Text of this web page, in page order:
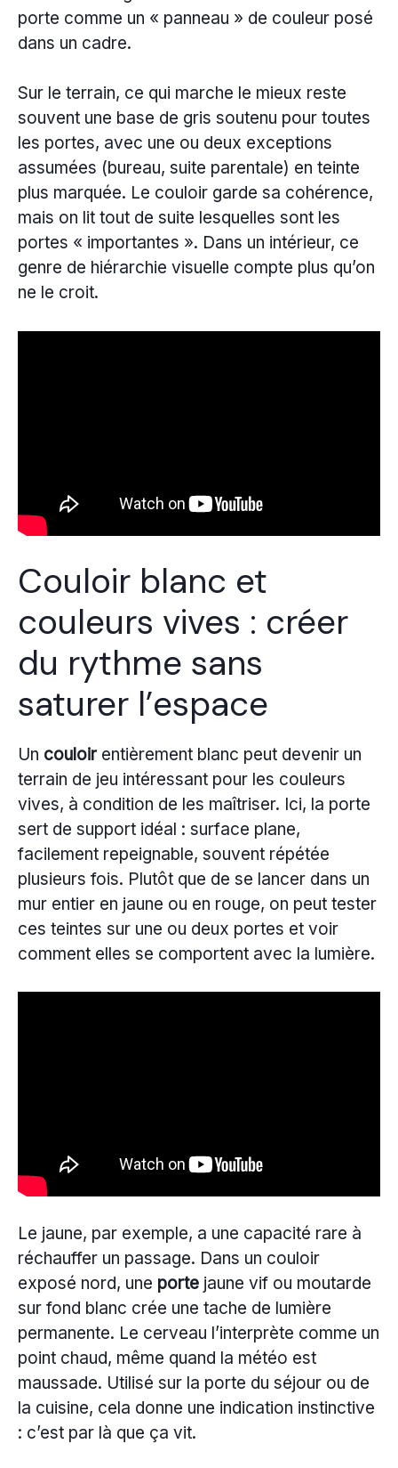
porte comme un « panneau » de couleur posé
dans un cadre.
Sur le terrain, ce qui marche le mieux reste
souvent une base de gris soutenu pour toutes
les portes, avec une ou deux exceptions
assumées (bureau, suite parentale) en teinte
plus marquée. Le couloir garde sa cohérence,
mais on lit tout de suite lesquelles sont les
portes « importantes ». Dans un intérieur, ce
genre de hiérarchie visuelle compte plus qu’on
ne le croit.
Couloir blanc et
couleurs vives : créer
du rythme sans
saturer l’espace
Un couloirentièrement blanc peut devenir un
terrain de jeu intéressant pour les couleurs
vives, à condition de les maîtriser. Ici, la porte
sert de support idéal : surface plane,
facilement repeignable, souvent répétée
plusieurs fois. Plutôt que de se lancer dans un
mur entier en jaune ou en rouge, on peut tester
ces teintes sur une ou deux portes et voir
comment elles se comportent avec la lumière.
Le jaune, par exemple, a une capacité rare à
réchauffer un passage. Dans un couloir
exposé nord, une porte jaune vif ou moutarde
sur fond blanc crée une tache de lumière
permanente. Le cerveau l’interprète comme un
point chaud, même quand la météo est
maussade. Utilisé sur la porte du séjour ou de
la cuisine, cela donne une indication instinctive
: c’est par là que ça vit.